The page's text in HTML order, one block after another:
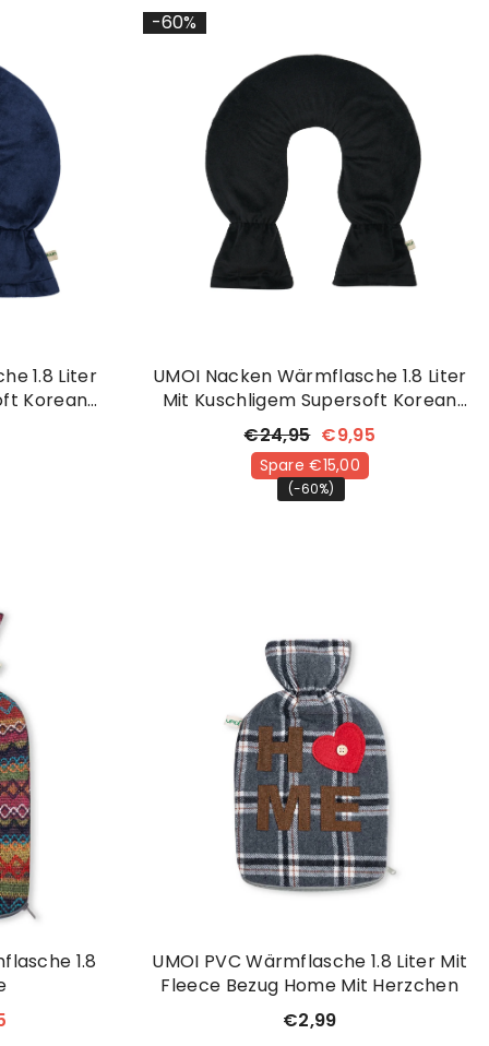
1.8 Liter
Korean
-60%
UMOI Nacken Wärmflasche 1.8 Liter
Mit Kuschligem Supersoft Korean
Fleece Bezug (Schwarz)
€24,95 €9,95
Spare €15,00
(-60%)
1.8
UMOI PVC Wärmflasche 1.8 Liter Mit
Fleece Bezug Home Mit Herzchen
€2,99